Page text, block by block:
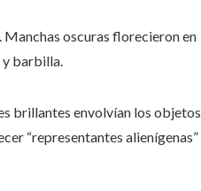
oscuras florecieron en
y barbilla.
brillantes envolvían los objetos
“representantes alienígenas”